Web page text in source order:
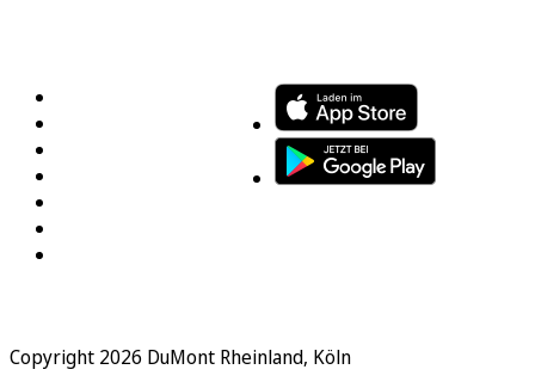
Copyright 2026 DuMont Rheinland, Köln